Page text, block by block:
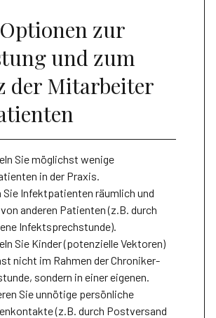
zur
und zum
der Mitarbeiter
Sie möglichst wenige
in der Praxis.
Sie Infektpatienten räumlich und
anderen Patienten (z.B. durch
Infektsprechstunde).
Sie Kinder (potenzielle Vektoren)
nicht im Rahmen der Chroniker-
sondern in einer eigenen.
Sie unnötige persönliche
(z.B. durch Postversand